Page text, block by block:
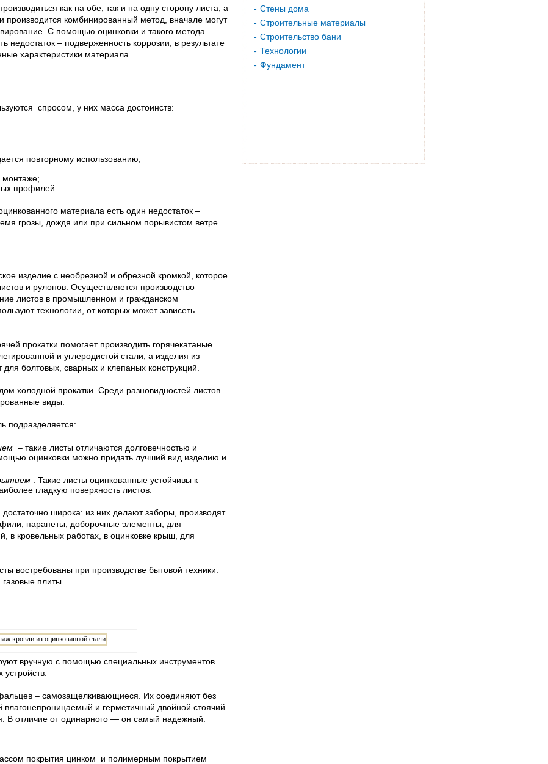
как на обе, так и на одну сторону листа, а
комбинированный метод, вначале могут
С помощью оцинковки и такого метода
недостаток – подверженность коррозии, в результате
характеристики материала.
спросом, у них масса достоинств:
повторному использованию;
монтаже;
профилей.
материала есть один недостаток –
грозы, дождя или при сильном порывистом ветре.
изделие с необрезной и обрезной кромкой, которое
и рулонов. Осуществляется производство
листов в промышленном и гражданском
технологии, от которых может зависеть
прокатки помогает производить горячекатаные
и углеродистой стали, а изделия из
для болтовых, сварных и клепаных конструкций.
холодной прокатки. Среди разновидностей листов
виды.
подразделяется:
– такие листы отличаются долговечностью и
оцинковки можно придать лучший вид изделию и
. Такие листы оцинкованные устойчивы к
гладкую поверхность листов.
широка: из них делают заборы, производят
парапеты, доборочные элементы, для
в кровельных работах, в оцинковке крыш, для
востребованы при производстве бытовой техники:
плиты.
вручную с помощью специальных инструментов
– самозащелкивающиеся. Их соединяют без
и герметичный двойной стоячий
В отличие от одинарного — он самый надежный.
покрытия цинком и полимерным покрытием
Стены дома
Строительные материалы
Строительство бани
Технологии
Фундамент